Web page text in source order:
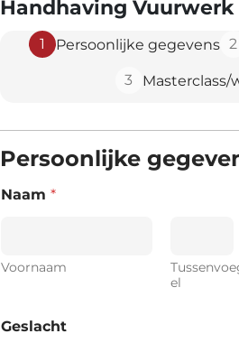
Handhaving Vuurwerk
1 Persoonlijke gegevens 2
3 Masterclass/
Persoonlijke
Naam *
Voornaam
el
Geslacht